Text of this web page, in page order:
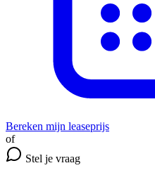
Bereken mijn leaseprijs
of
Stel je vraag